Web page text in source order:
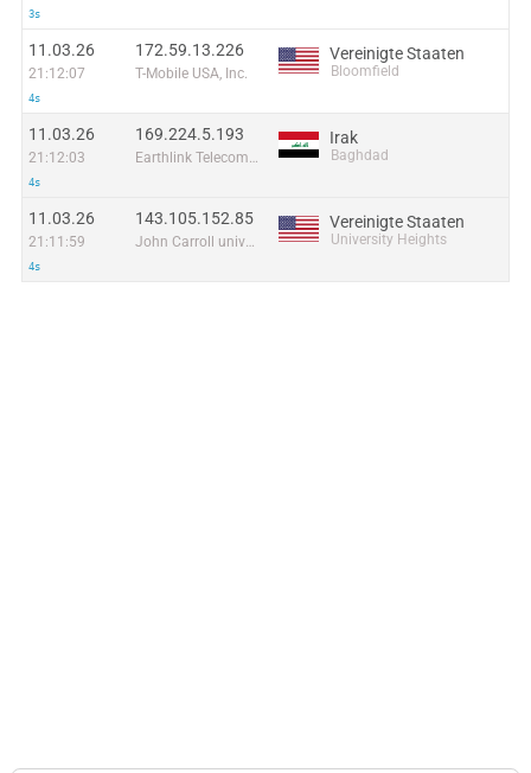
3s
11.03.26
21:12:07
4s
172.59.13.226
T-Mobile USA, Inc.
Vereinigte Staaten
Bloomfield
11.03.26
21:12:03
4s
169.224.5.193
Earthlink Telecommunications Equipment Trading & Services DMCC
Irak
Baghdad
11.03.26
21:11:59
4s
143.105.152.85
John Carroll university
Vereinigte Staaten
University Heights